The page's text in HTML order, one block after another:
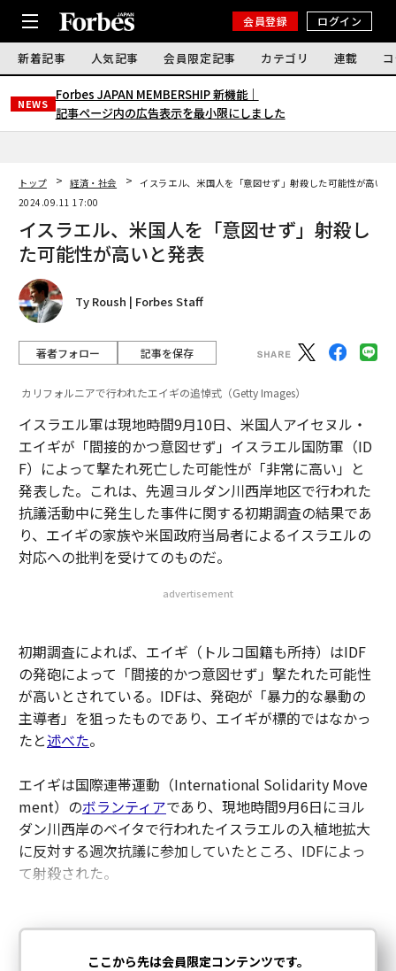
会員登録 ログイン
新着記事 人気記事 会員限定記事 カテゴリ 連載
NEWS
Forbes JAPAN MEMBERSHIP 新機能｜
記事ページ内の広告表示を最小限にしました
トップ 経済・社会
イスラエル、米国人を「意図せず」射殺した可能性が高いと
2024.09.11 17:00
イスラエル、米国人を「意図せず」射殺し
た可能性が高いと発表
Ty Roush | Forbes Staff
著者フォロー 記事を保存
カリフォルニアで行われたエイギの追悼式（Getty Images）
イスラエル軍は現地時間9月10日、米国人アイセヌル・
エイギが「間接的かつ意図せず」イスラエル国防軍（ID
F）によって撃たれ死亡した可能性が「非常に高い」と
発表した。これは、先週ヨルダン川西岸地区で行われた
抗議活動中に発生した事件に関する初期調査の結果であ
り、エイギの家族や米国政府当局者によるイスラエルの
対応への批判を受けてのものだ。
advertisement
初期調査によれば、エイギ（トルコ国籍も所持）はIDF
の発砲によって「間接的かつ意図せず」撃たれた可能性
が高いとされている。IDFは、発砲が「暴力的な暴動の
主導者」を狙ったものであり、エイギが標的ではなかっ
たと述べた。
エイギは国際連帯運動（International Solidarity Move
ment）のボランティアであり、現地時間9月6日にヨル
ダン川西岸のベイタで行われたイスラエルの入植地拡大
に反対する週次抗議に参加していたところ、IDFによっ
て射殺された。